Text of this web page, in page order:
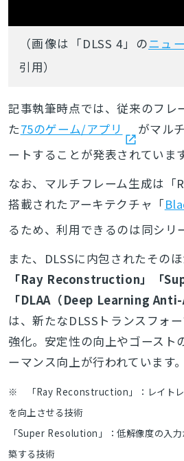
（画像は「DLSS 4」のニュ
引用）
記事執筆時点では、従来のフレ
た75のゲーム/アプリ
がマル
ートすることが発表されています
なお、マルチフレーム生成は「
搭載されたアーキテクチャ「
るため、利用できるのは同シリ
また、DLSSに内包されたその
「Ray Reconstruction」「
「DLAA（Deep Learning Anti-
は、新たなDLSSトランスフォ
強化。安定性の向上やゴースト
ーマンス向上が行われています。
※ 「Ray Reconstruction」：レイトレ
を向上させる技術
「Super Resolution」：低解像度の入
築する技術